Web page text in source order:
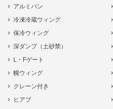
アルミバン
冷凍冷蔵ウィング
保冷ウィング
深ダンプ（土砂禁）
L・Fゲート
幌ウィング
クレーン付き
ヒアブ